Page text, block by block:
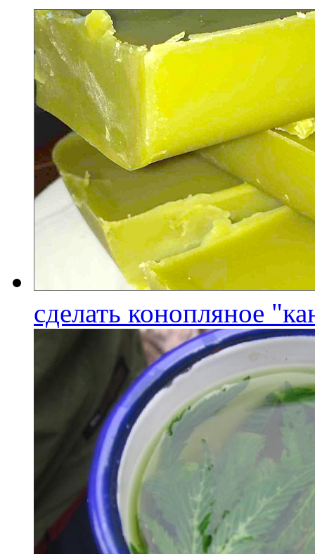
сделать конопляное